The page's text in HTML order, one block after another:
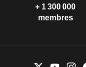
+ 1 300 000
membres